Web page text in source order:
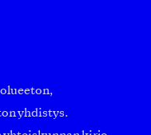
yhdistys.